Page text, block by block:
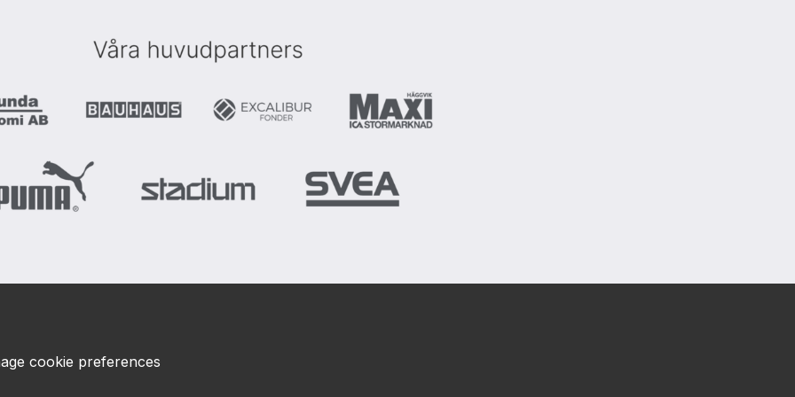
cookie preferences